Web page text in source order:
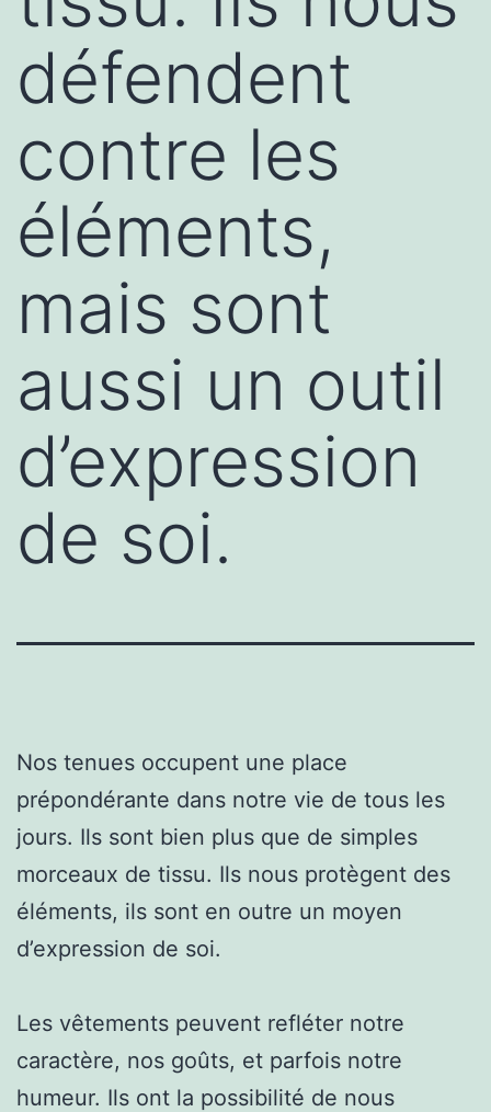
défendent
contre les
éléments,
mais sont
aussi un outil
d’expression
de soi.
Nos tenues occupent une place
prépondérante dans notre vie de tous les
jours. Ils sont bien plus que de simples
morceaux de tissu. Ils nous protègent des
éléments, ils sont en outre un moyen
d’expression de soi.
Les vêtements peuvent refléter notre
caractère, nos goûts, et parfois notre
humeur. Ils ont la possibilité de nous